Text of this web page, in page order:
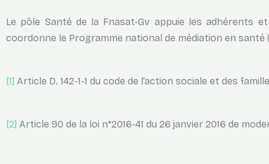
Le pôle Santé de la Fnasat-Gv appuie les adhérents
coordonne le Programme national de médiation en santé
[1] Article D. 142-1-1 du code de l’action sociale et des
[2] Article 90 de la loi n°2016-41 du 26 janvier 2016 de